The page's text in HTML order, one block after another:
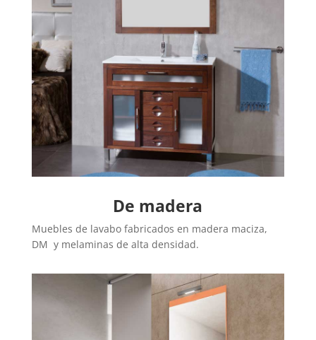
De madera
Muebles de lavabo fabricados en madera maciza,
DM y melaminas de alta densidad.